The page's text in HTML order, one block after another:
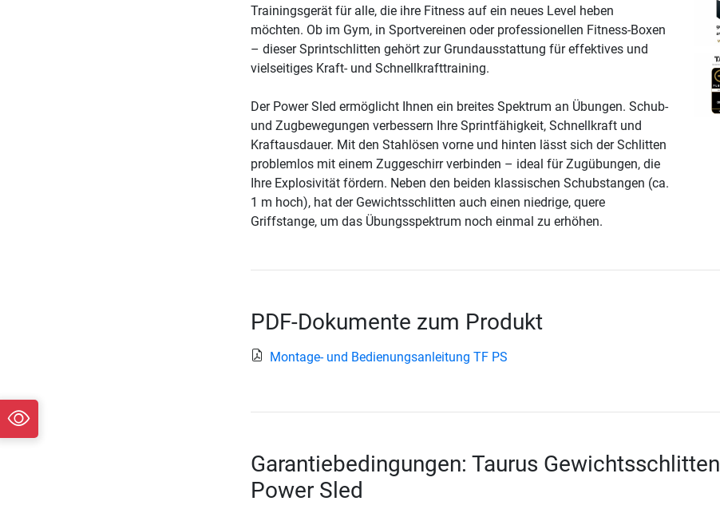
Trainingsgerät für alle, die ihre Fitness auf ein neues Level heben
möchten. Ob im Gym, in Sportvereinen oder professionellen Fitness-Boxen
– dieser Sprintschlitten gehört zur Grundausstattung für effektives und
vielseitiges Kraft- und Schnellkrafttraining.
Der Power Sled ermöglicht Ihnen ein breites Spektrum an Übungen. Schub-
und Zugbewegungen verbessern Ihre Sprintfähigkeit, Schnellkraft und
Kraftausdauer. Mit den Stahlösen vorne und hinten lässt sich der Schlitten
problemlos mit einem Zuggeschirr verbinden – ideal für Zugübungen, die
Ihre Explosivität fördern. Neben den beiden klassischen Schubstangen (ca.
1 m hoch), hat der Gewichtsschlitten auch einen niedrige, quere
Griffstange, um das Übungsspektrum noch einmal zu erhöhen.
PDF-Dokumente zum Produkt
Montage- und Bedienungsanleitung TF PS
Garantiebedingungen: Taurus Gewichtsschlitten
Power Sled